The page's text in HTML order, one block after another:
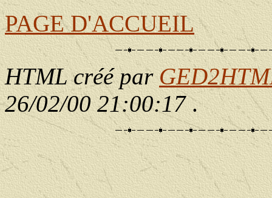
PAGE D'ACCUEIL
HTML créé par
26/02/00 21:00:17.